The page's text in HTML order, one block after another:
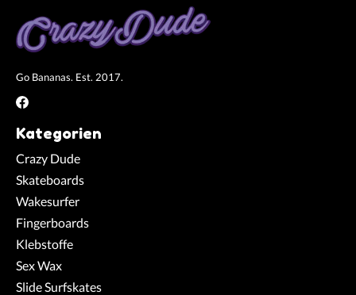
Go Bananas. Est. 2017.
Kategorien
Crazy Dude
Skateboards
Wakesurfer
Fingerboards
Klebstoffe
Sex Wax
Slide Surfskates